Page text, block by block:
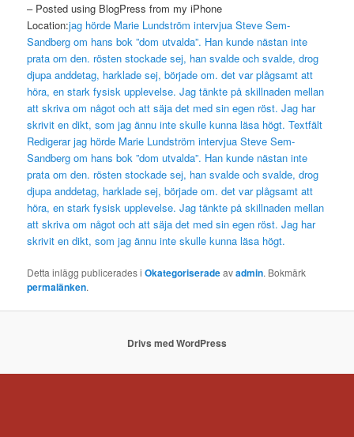
– Posted using BlogPress from my iPhone
Location:jag hörde Marie Lundström intervjua Steve Sem-
Sandberg om hans bok ”dom utvalda”. Han kunde nästan inte
prata om den. rösten stockade sej, han svalde och svalde, drog
djupa anddetag, harklade sej, började om. det var plågsamt att
höra, en stark fysisk upplevelse. Jag tänkte på skillnaden mellan
att skriva om något och att säja det med sin egen röst. Jag har
skrivit en dikt, som jag ännu inte skulle kunna läsa högt. Textfält
Redigerar jag hörde Marie Lundström intervjua Steve Sem-
Sandberg om hans bok ”dom utvalda”. Han kunde nästan inte
prata om den. rösten stockade sej, han svalde och svalde, drog
djupa anddetag, harklade sej, började om. det var plågsamt att
höra, en stark fysisk upplevelse. Jag tänkte på skillnaden mellan
att skriva om något och att säja det med sin egen röst. Jag har
skrivit en dikt, som jag ännu inte skulle kunna läsa högt.
Detta inlägg publicerades iOkategoriseradeavadmin. Bokmärk
permalänken.
Drivs med WordPress